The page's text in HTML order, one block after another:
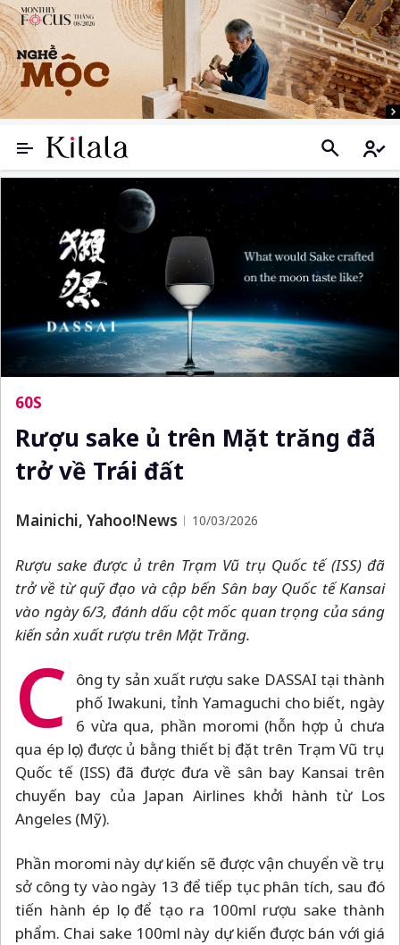
60S
Rượu sake ủ trên Mặt trăng đã
trở về Trái đất
Mainichi, Yahoo!News 10/03/2026
Rượu sake được ủ trên Trạm Vũ trụ Quốc tế (ISS) đã
trở về từ quỹ đạo và cập bến Sân bay Quốc tế Kansai
vào ngày 6/3, đánh dấu cột mốc quan trọng của sáng
kiến sản xuất rượu trên Mặt Trăng.
C
ông ty sản xuất rượu sake DASSAI tại thành
phố Iwakuni, tỉnh Yamaguchi cho biết, ngày
6 vừa qua, phần moromi (hỗn hợp ủ chưa
qua ép lọc) được ủ bằng thiết bị đặt trên Trạm Vũ trụ
Quốc tế (ISS) đã được đưa về sân bay Kansai trên
chuyến bay của Japan Airlines khởi hành từ Los
Angeles (Mỹ).
Phần moromi này dự kiến sẽ được vận chuyển về trụ
sở công ty vào ngày 13 để tiếp tục phân tích, sau đó
tiến hành ép lọc để tạo ra 100ml rượu sake thành
phẩm. Chai sake 100ml này dự kiến được bán với giá